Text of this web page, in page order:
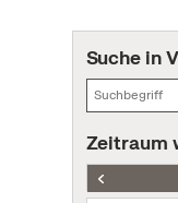
Suche in
Zeitraum